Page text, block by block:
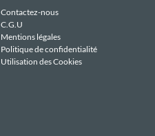
Contactez-nous
C.G.U
Mentions légales
Politique de confidentialité
Utilisation des Cookies